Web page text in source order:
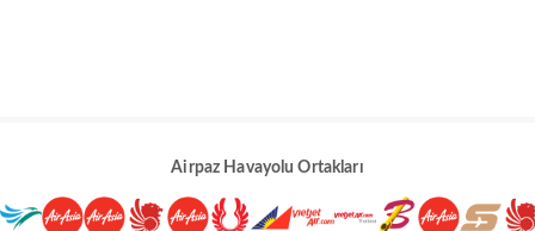
Airpaz Havayolu Ortakları